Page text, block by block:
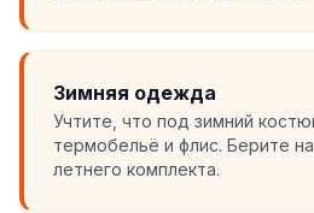
Зимняя одежда
Учтите, что под зимний
термобельё и флис. Берите
летнего комплекта.